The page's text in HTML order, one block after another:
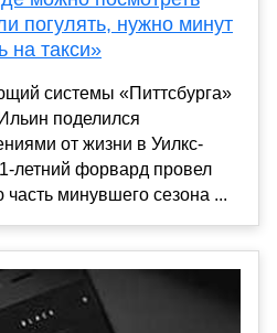
погулять, нужно минут
на такси»
системы «Питтсбурга»
поделился
от жизни в Уилкс-
летний форвард провел
минувшего сезона ...